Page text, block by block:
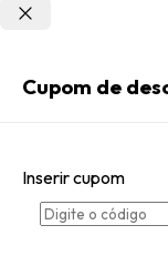
Esqueci minha senha
Acessar com senha
Cupom de
Inserir cupom